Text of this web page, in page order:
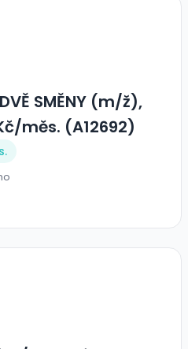
SMĚNY (m/ž),
měs. (A12692)